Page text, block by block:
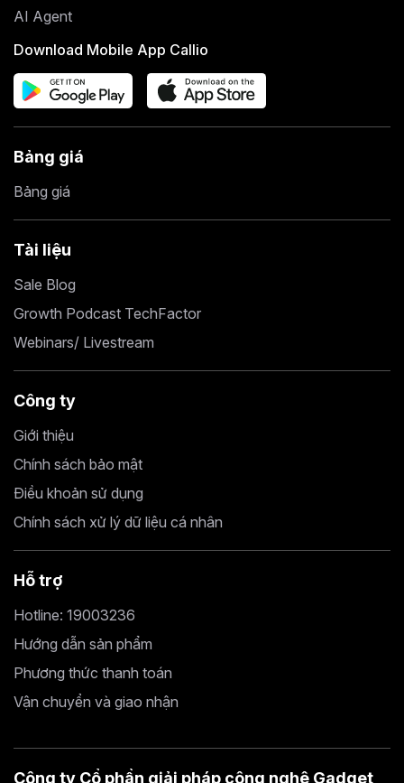
AI Agent
Download Mobile App Callio
Bảng giá
Bảng giá
Tài liệu
Sale Blog
Growth Podcast TechFactor
Webinars/ Livestream
Công ty
Giới thiệu
Chính sách bảo mật
Điều khoản sử dụng
Chính sách xử lý dữ liệu cá nhân
Hỗ trợ
Hotline: 19003236
Hướng dẫn sản phẩm
Phương thức thanh toán
Vận chuyển và giao nhận
Công ty Cổ phần giải pháp công nghệ Gadget